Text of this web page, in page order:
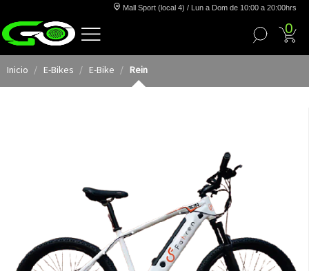
Mall Sport (local 4) / Lun a Dom de 10:00 a 20:00hrs
0
Inicio E-Bikes E-Bike Rein